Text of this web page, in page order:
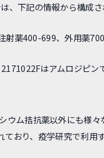
、下記の情報から構成さ
射薬400-699、外用薬
はアムロジピン
ム拮抗薬以外にも様々
おり、疫学研究で利用